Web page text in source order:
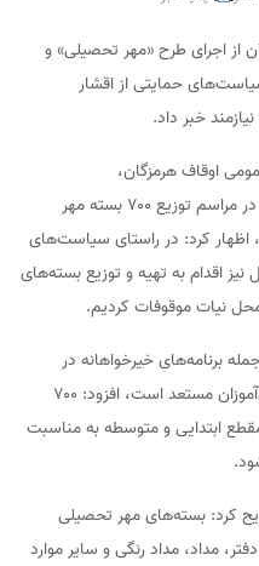
از اجرای طرح «مهر تحصیلی» و
سیاست‌های حمایتی از اقشار
خبر داد.
اوقاف هرمزگان،
حجت‌الاسلام‌والمسلمین حسین مهدیان، در مراسم توزیع ۷۰۰ بسته مهر
اظهار کرد: در راستای سیاست‌های
اقدام به تهیه و توزیع بسته‌های
نیات موقوفات کردیم.
برنامه‌های خیرخواهانه در
راستای تأمین کمک‌هزینه تحصیلی دانش‌آموزان مستعد است، افزود: ۷۰۰
ابتدایی و متوسطه به مناسبت
کرد: بسته‌های مهر تحصیلی
مداد، مداد رنگی و سایر موارد